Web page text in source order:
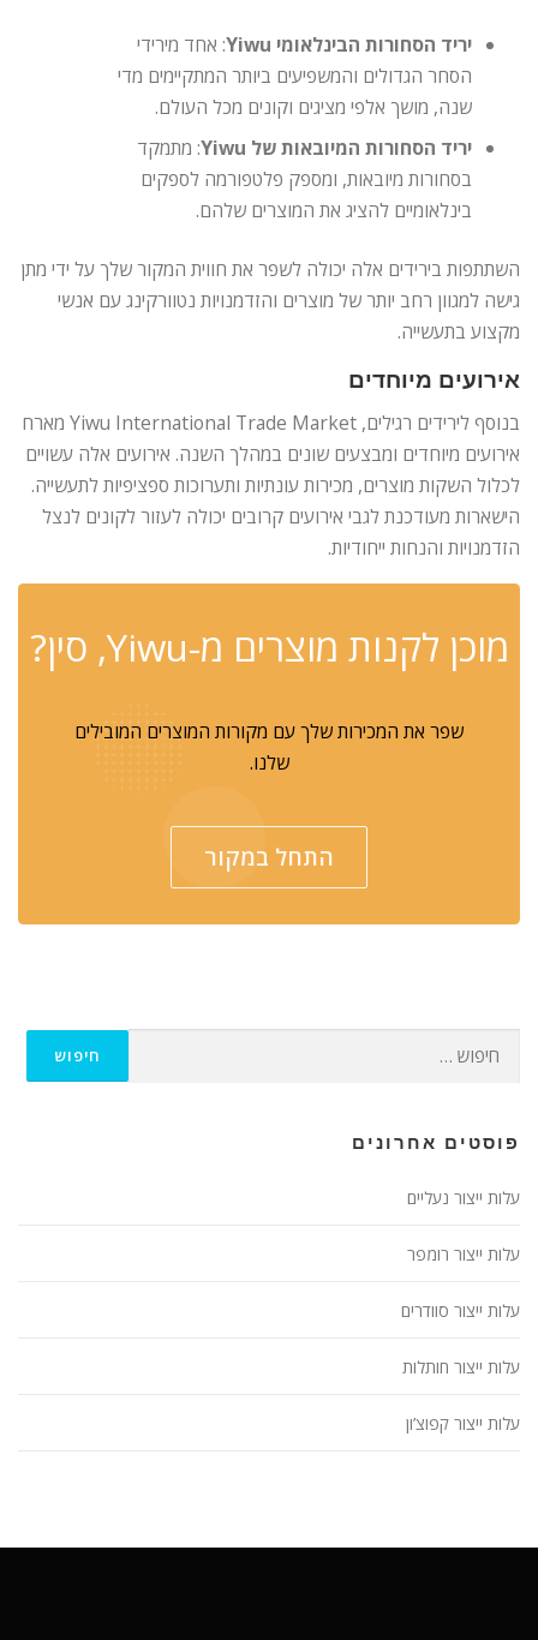
יריד הסחורות הבינלאומי Yiwu
: אחד מירידי
הסחר הגדולים והמשפיעים ביותר המתקיימים מדי
שנה, מושך אלפי מציגים וקונים מכל העולם.
יריד הסחורות המיובאות של Yiwu
: מתמקד
בסחורות מיובאות, ומספק פלטפורמה לספקים
בינלאומיים להציג את המוצרים שלהם.
השתתפות בירידים אלה יכולה לשפר את חווית המקור שלך על ידי מתן
גישה למגוון רחב יותר של מוצרים והזדמנויות נטוורקינג עם אנשי
מקצוע בתעשייה.
אירועים מיוחדים
בנוסף לירידים רגילים, Yiwu International Trade Market מארח
אירועים מיוחדים ומבצעים שונים במהלך השנה. אירועים אלה עשויים
לכלול השקות מוצרים, מכירות עונתיות ותערוכות ספציפיות לתעשייה.
הישארות מעודכנת לגבי אירועים קרובים יכולה לעזור לקונים לנצל
הזדמנויות והנחות ייחודיות.
מוכן לקנות מוצרים מ-Yiwu, סין?
שפר את המכירות שלך עם מקורות המוצרים המובילים
שלנו.
התחל במקור
חפש:
פוסטים אחרונים
עלות ייצור נעליים
עלות ייצור רומפר
עלות ייצור סוודרים
עלות ייצור חותלות
עלות ייצור קפוצ’ון